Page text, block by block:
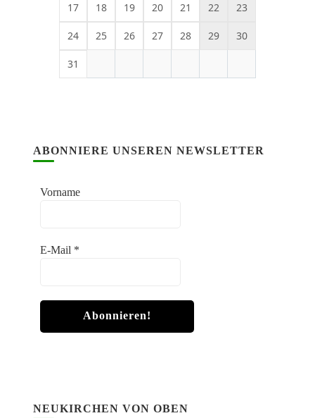
17 18 19 20 21 22 23
24 25 26 27 28 29 30
31
ABONNIERE UNSEREN NEWSLETTER
Vorname
E-Mail *
NEUKIRCHEN VON OBEN